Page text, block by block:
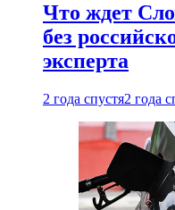
Что ждет
без
эксперта
2 года спустя2 года